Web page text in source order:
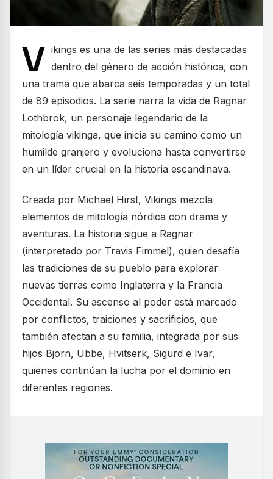
V ikings es una de las series más destacadas
dentro del género de acción histórica, con
una trama que abarca seis temporadas y un total
de 89 episodios. La serie narra la vida de Ragnar
Lothbrok, un personaje legendario de la
mitología vikinga, que inicia su camino como un
humilde granjero y evoluciona hasta convertirse
en un líder crucial en la historia escandinava.
Creada por Michael Hirst, Vikings mezcla
elementos de mitología nórdica con drama y
aventuras. La historia sigue a Ragnar
(interpretado por Travis Fimmel), quien desafía
las tradiciones de su pueblo para explorar
nuevas tierras como Inglaterra y la Francia
Occidental. Su ascenso al poder está marcado
por conflictos, traiciones y sacrificios, que
también afectan a su familia, integrada por sus
hijos Bjorn, Ubbe, Hvitserk, Sigurd e Ivar,
quienes continúan la lucha por el dominio en
diferentes regiones.